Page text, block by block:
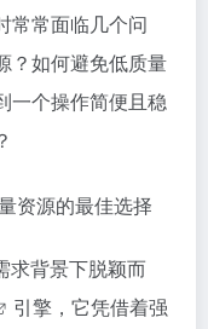
常常面临几个问
？如何避免低质量
一个操作简便且稳
求背景下脱颖而
引擎，它凭借着强